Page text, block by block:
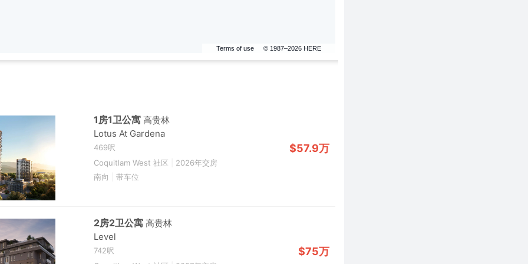
Terms of use © 1987–2026 HERE
1房1卫公寓 高贵林
Lotus At Gardena
469呎 $57.9万
Coquitlam West 社区
2026年交房
南向
带车位
2房2卫公寓 高贵林
Level
742呎 $75万